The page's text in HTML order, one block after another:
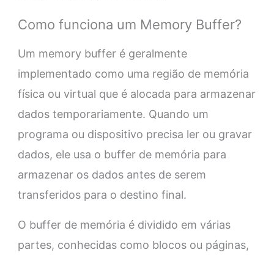
Como funciona um Memory Buffer?
Um memory buffer é geralmente
implementado como uma região de memória
física ou virtual que é alocada para armazenar
dados temporariamente. Quando um
programa ou dispositivo precisa ler ou gravar
dados, ele usa o buffer de memória para
armazenar os dados antes de serem
transferidos para o destino final.
O buffer de memória é dividido em várias
partes, conhecidas como blocos ou páginas,